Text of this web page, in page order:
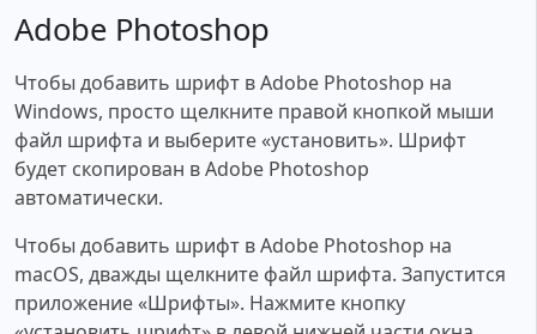
Adobe Photoshop
Чтобы добавить шрифт в Adobe Photoshop на
Windows, просто щелкните правой кнопкой мыши
файл шрифта и выберите «установить». Шрифт
будет скопирован в Adobe Photoshop
автоматически.
Чтобы добавить шрифт в Adobe Photoshop на
macOS, дважды щелкните файл шрифта. Запустится
приложение «Шрифты». Нажмите кнопку